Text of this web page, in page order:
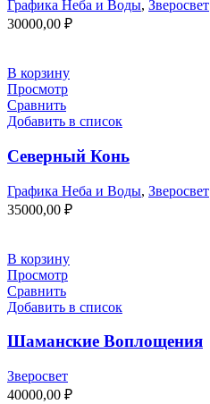
Графика Неба и Воды, Зверосвет
30000,00 ₽
В корзину
Просмотр
Сравнить
Добавить в список
Северный Конь
Графика Неба и Воды, Зверосвет
35000,00 ₽
В корзину
Просмотр
Сравнить
Добавить в список
Шаманские Воплощения
Зверосвет
40000,00 ₽